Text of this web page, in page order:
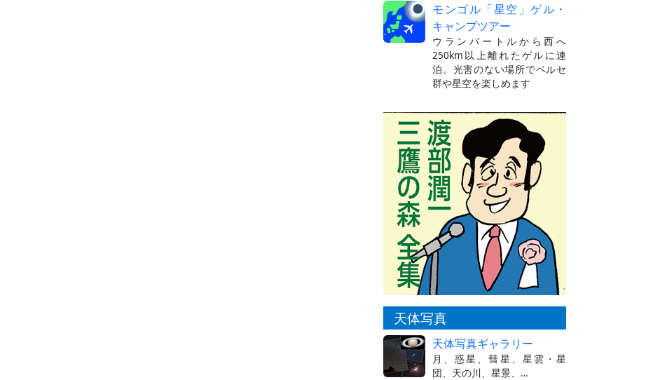
モンゴル「星空」ゲル・
キャンプツアー
ウランバートルから西へ
250km以上離れたゲルに連
泊。光害のない場所でペルセ
群や星空を楽しめます
天体写真
天体写真ギャラリー
月、惑星、彗星、星雲・星
団、天の川、星景、…